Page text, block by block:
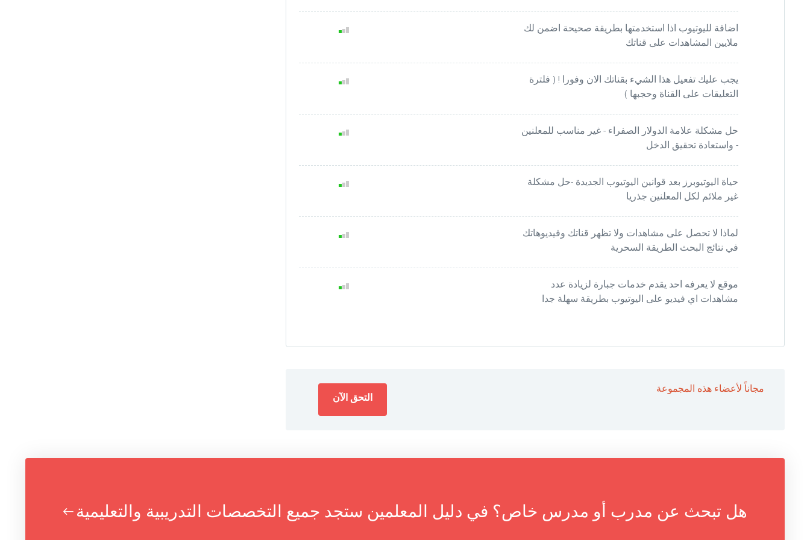
اضافة لليوتيوب اذا استخدمتها بطريقة صحيحة اضمن لك
ملايين المشاهدات على قناتك
يجب عليك تفعيل هذا الشيء بقناتك الان وفورا ! ( فلترة
التعليقات على القناة وحجبها )
حل مشكلة علامة الدولار الصفراء - غير مناسب للمعلنين
- واستعادة تحقيق الدخل
حياة اليوتيوبرز بعد قوانين اليوتيوب الجديدة -حل مشكلة
غير ملائم لكل المعلنين جذريا
لماذا لا تحصل على مشاهدات ولا تظهر قناتك وفيديوهاتك
في نتائج البحث الطريقة السحرية
موقع لا يعرفه احد يقدم خدمات جبارة لزيادة عدد
مشاهدات اي فيديو على اليوتيوب بطريقة سهلة جدا
مجاناً لأعضاء هذه المجموعة
هل تبحث عن مدرب أو مدرس خاص؟ في دليل المعلمين ستجد جميع التخصصات التدريبية والتعليمية